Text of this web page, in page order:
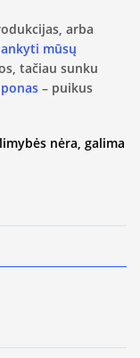
arba
mūsų
tačiau sunku
– puikus
nėra, galima